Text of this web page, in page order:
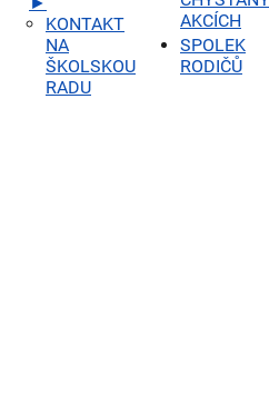
KONTAKT
NA
ŠKOLSKOU
RADU
AKCÍCH
SPOLEK
RODIČŮ